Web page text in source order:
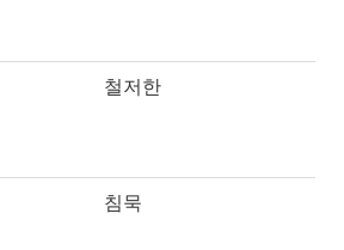
철저한
침묵